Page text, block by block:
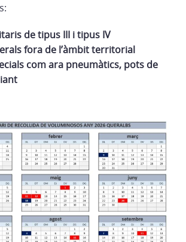
de tipus III i tipus IV
fora de l’àmbit territorial
com ara pneumàtics, pots de